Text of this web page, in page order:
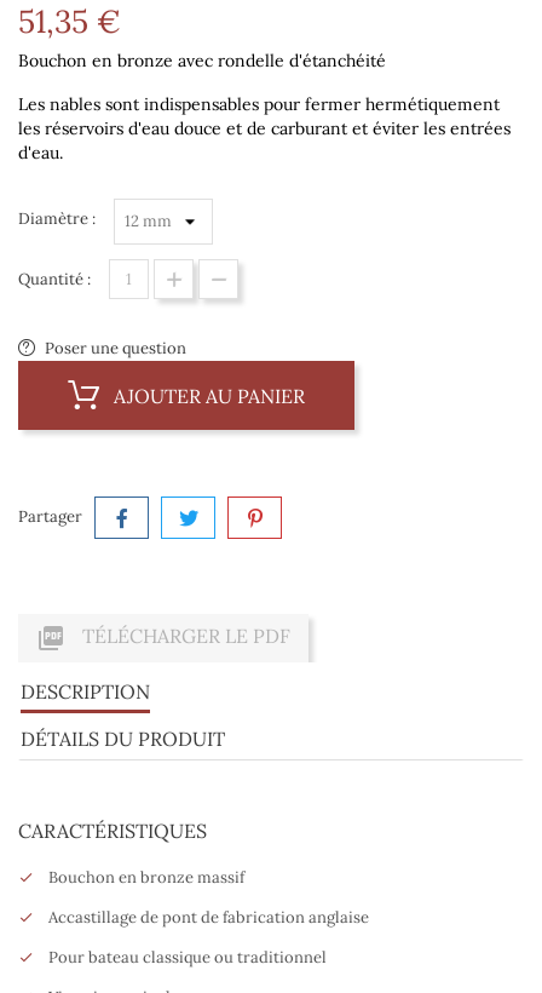
51,35 €
Bouchon en bronze avec rondelle d'étanchéité
Les nables sont indispensables pour fermer hermétiquement
les réservoirs d'eau douce et de carburant et éviter les entrées
d'eau.
Diamètre :
Quantité :
Poser une question
AJOUTER AU PANIER
Partager
 TÉLÉCHARGER LE PDF
DESCRIPTION
DÉTAILS DU PRODUIT
CARACTÉRISTIQUES
Bouchon en bronze massif
Accastillage de pont de fabrication anglaise
Pour bateau classique ou traditionnel